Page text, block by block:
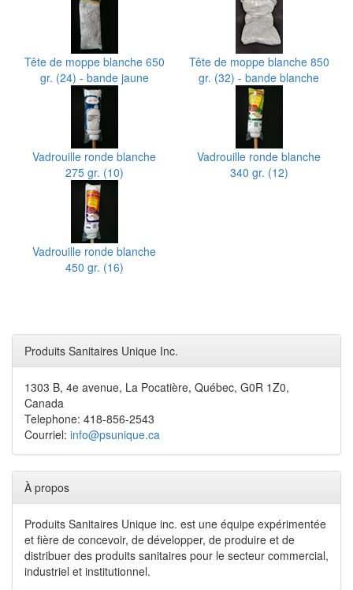
Tête de moppe blanche 650
gr. (24) - bande jaune
Tête de moppe blanche 850
gr. (32) - bande blanche
Vadrouille ronde blanche
275 gr. (10)
Vadrouille ronde blanche
340 gr. (12)
Vadrouille ronde blanche
450 gr. (16)
Produits Sanitaires Unique Inc.
1303 B, 4e avenue, La Pocatière, Québec, G0R 1Z0,
Canada
Telephone: 418-856-2543
Courriel: info@psunique.ca
À propos
Produits Sanitaires Unique inc. est une équipe expérimentée
et fière de concevoir, de développer, de produire et de
distribuer des produits sanitaires pour le secteur commercial,
industriel et institutionnel.